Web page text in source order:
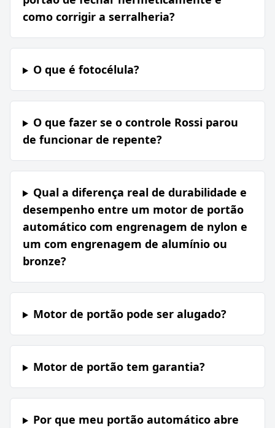
como corrigir a serralheria?
O que é fotocélula?
O que fazer se o controle Rossi parou
de funcionar de repente?
Qual a diferença real de durabilidade e
desempenho entre um motor de portão
automático com engrenagem de nylon e
um com engrenagem de alumínio ou
bronze?
Motor de portão pode ser alugado?
Motor de portão tem garantia?
Por que meu portão automático abre